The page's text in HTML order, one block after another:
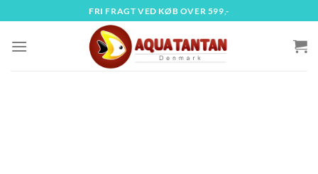
til
indhold
FRI FRAGT VED KØB OVER 599,-